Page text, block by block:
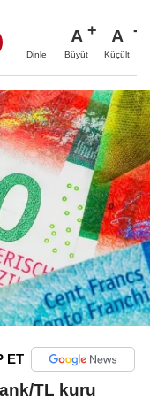
Dinle
A
Büyüt
A
Küçült
ET
TL kuru